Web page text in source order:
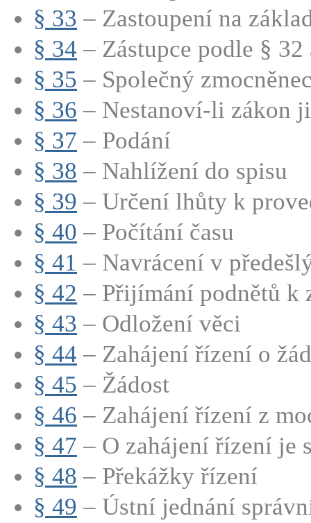
§ 33 – Zastoupení na
§ 34 – Zástupce podle § 32
§ 35 – Společný
§ 36 – Nestanoví-li zákon
§ 37 – Podání
§ 38 – Nahlížení do spisu
§ 39 – Určení lhůty k
§ 40 – Počítání času
§ 41 – Navrácení v
§ 42 – Přijímání podnětů k
§ 43 – Odložení věci
§ 44 – Zahájení řízení o
§ 45 – Žádost
§ 46 – Zahájení řízení z
§ 47 – O zahájení řízení je
§ 48 – Překážky řízení
§ 49 – Ústní jednání